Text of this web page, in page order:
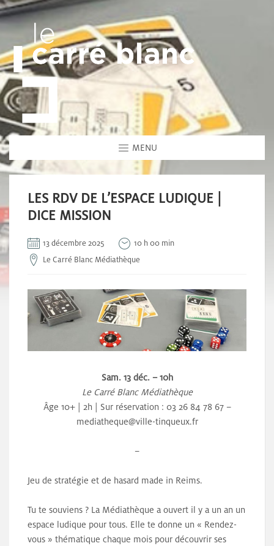
MENU
LES RDV DE L’ESPACE LUDIQUE |
DICE MISSION
13 décembre 2025
10 h 00 min
Le Carré Blanc Médiathèque
Sam. 13 déc. – 10h
Le Carré Blanc Médiathèque
Âge 10+ | 2h | Sur réservation : 03 26 84 78 67 –
mediatheque@ville-tinqueux.fr
–
Jeu de stratégie et de hasard made in Reims.
Tu te souviens ? La Médiathèque a ouvert il y a un an un
espace ludique pour tous. Elle te donne un « Rendez-
vous » thématique chaque mois pour découvrir ses